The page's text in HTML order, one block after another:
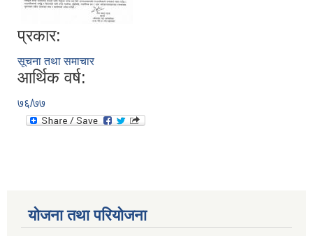
प्रकार:
सूचना तथा समाचार
आर्थिक वर्ष:
७६/७७
योजना तथा परियोजना